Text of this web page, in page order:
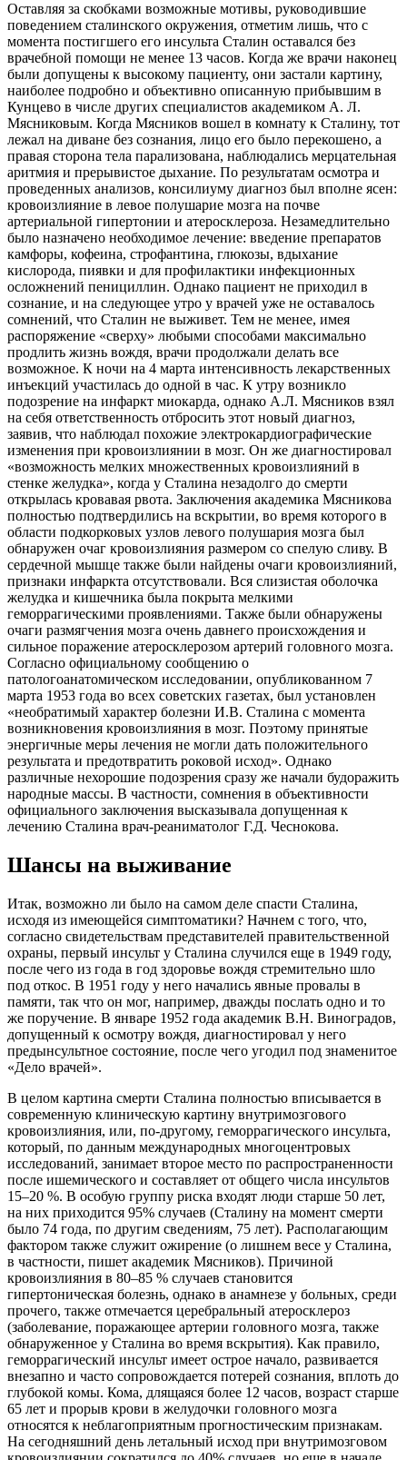
Оставляя за скобками возможные мотивы, руководившие
поведением сталинского окружения, отметим лишь, что с
момента постигшего его инсульта Сталин оставался без
врачебной помощи не менее 13 часов. Когда же врачи наконец
были допущены к высокому пациенту, они застали картину,
наиболее подробно и объективно описанную прибывшим в
Кунцево в числе других специалистов академиком А. Л.
Мясниковым. Когда Мясников вошел в комнату к Сталину, тот
лежал на диване без сознания, лицо его было перекошено, а
правая сторона тела парализована, наблюдались мерцательная
аритмия и прерывистое дыхание. По результатам осмотра и
проведенных анализов, консилиуму диагноз был вполне ясен:
кровоизлияние в левое полушарие мозга на почве
артериальной гипертонии и атеросклероза. Незамедлительно
было назначено необходимое лечение: введение препаратов
камфоры, кофеина, строфантина, глюкозы, вдыхание
кислорода, пиявки и для профилактики инфекционных
осложнений пенициллин. Однако пациент не приходил в
сознание, и на следующее утро у врачей уже не оставалось
сомнений, что Сталин не выживет. Тем не менее, имея
распоряжение «сверху» любыми способами максимально
продлить жизнь вождя, врачи продолжали делать все
возможное. К ночи на 4 марта интенсивность лекарственных
инъекций участилась до одной в час. К утру возникло
подозрение на инфаркт миокарда, однако А.Л. Мясников взял
на себя ответственность отбросить этот новый диагноз,
заявив, что наблюдал похожие электрокардиографические
изменения при кровоизлиянии в мозг. Он же диагностировал
«возможность мелких множественных кровоизлияний в
стенке желудка», когда у Сталина незадолго до смерти
открылась кровавая рвота. Заключения академика Мясникова
полностью подтвердились на вскрытии, во время которого в
области подкорковых узлов левого полушария мозга был
обнаружен очаг кровоизлияния размером со спелую сливу. В
сердечной мышце также были найдены очаги кровоизлияний,
признаки инфаркта отсутствовали. Вся слизистая оболочка
желудка и кишечника была покрыта мелкими
геморрагическими проявлениями. Также были обнаружены
очаги размягчения мозга очень давнего происхождения и
сильное поражение атеросклерозом артерий головного мозга.
Согласно официальному сообщению о
патологоанатомическом исследовании, опубликованном 7
марта 1953 года во всех советских газетах, был установлен
«необратимый характер болезни И.В. Сталина с момента
возникновения кровоизлияния в мозг. Поэтому принятые
энергичные меры лечения не могли дать положительного
результата и предотвратить роковой исход». Однако
различные нехорошие подозрения сразу же начали будоражить
народные массы. В частности, сомнения в объективности
официального заключения высказывала допущенная к
лечению Сталина врач-реаниматолог Г.Д. Чеснокова.
Шансы на выживание
Итак, возможно ли было на самом деле спасти Сталина,
исходя из имеющейся симптоматики? Начнем с того, что,
согласно свидетельствам представителей правительственной
охраны, первый инсульт у Сталина случился еще в 1949 году,
после чего из года в год здоровье вождя стремительно шло
под откос. В 1951 году у него начались явные провалы в
памяти, так что он мог, например, дважды послать одно и то
же поручение. В январе 1952 года академик В.Н. Виноградов,
допущенный к осмотру вождя, диагностировал у него
предынсультное состояние, после чего угодил под знаменитое
«Дело врачей».
В целом картина смерти Сталина полностью вписывается в
современную клиническую картину внутримозгового
кровоизлияния, или, по-другому, геморрагического инсульта,
который, по данным международных многоцентровых
исследований, занимает второе место по распространенности
после ишемического и составляет от общего числа инсультов
15–20 %. В особую группу риска входят люди старше 50 лет,
на них приходится 95% случаев (Сталину на момент смерти
было 74 года, по другим сведениям, 75 лет). Располагающим
фактором также служит ожирение (о лишнем весе у Сталина,
в частности, пишет академик Мясников). Причиной
кровоизлияния в 80–85 % случаев становится
гипертоническая болезнь, однако в анамнезе у больных, среди
прочего, также отмечается церебральный атеросклероз
(заболевание, поражающее артерии головного мозга, также
обнаруженное у Сталина во время вскрытия). Как правило,
геморрагический инсульт имеет острое начало, развивается
внезапно и часто сопровождается потерей сознания, вплоть до
глубокой комы. Кома, длящаяся более 12 часов, возраст старше
65 лет и прорыв крови в желудочки головного мозга
относятся к неблагоприятным прогностическим признакам.
На сегодняшний день летальный исход при внутримозговом